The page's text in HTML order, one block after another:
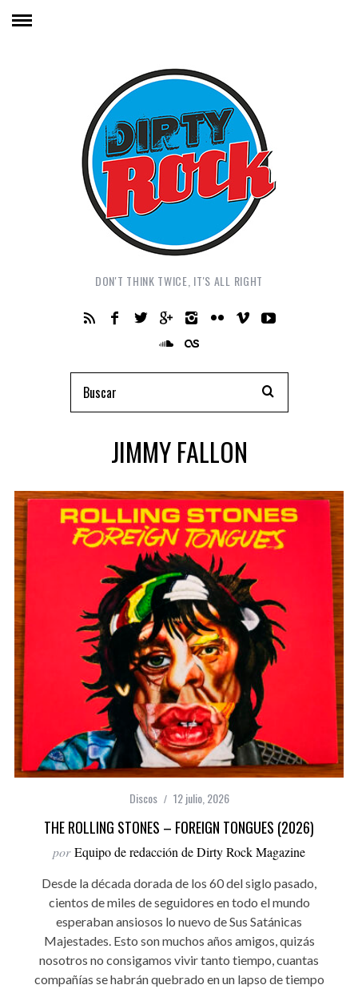
DON'T THINK TWICE, IT'S ALL RIGHT
JIMMY FALLON
Discos 12 julio, 2026
THE ROLLING STONES – FOREIGN TONGUES (2026)
por Equipo de redacción de Dirty Rock Magazine
Desde la década dorada de los 60 del siglo pasado,
cientos de miles de seguidores en todo el mundo
esperaban ansiosos lo nuevo de Sus Satánicas
Majestades. Esto son muchos años amigos, quizás
nosotros no consigamos vivir tanto tiempo, cuantas
compañías se habrán quebrado en un lapso de tiempo